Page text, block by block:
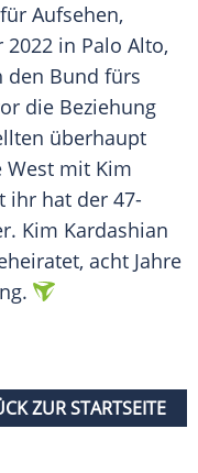
Aufsehen,
2022 in Palo Alto,
den Bund fürs
die Beziehung
überhaupt
West mit Kim
ihr hat der 47-
Kim Kardashian
acht Jahre
ZUR STARTSEITE